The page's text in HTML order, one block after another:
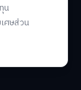
น
ศษส่วน